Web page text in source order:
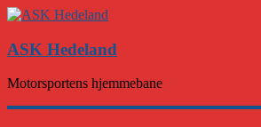
ASK Hedeland
Motorsportens hjemmebane